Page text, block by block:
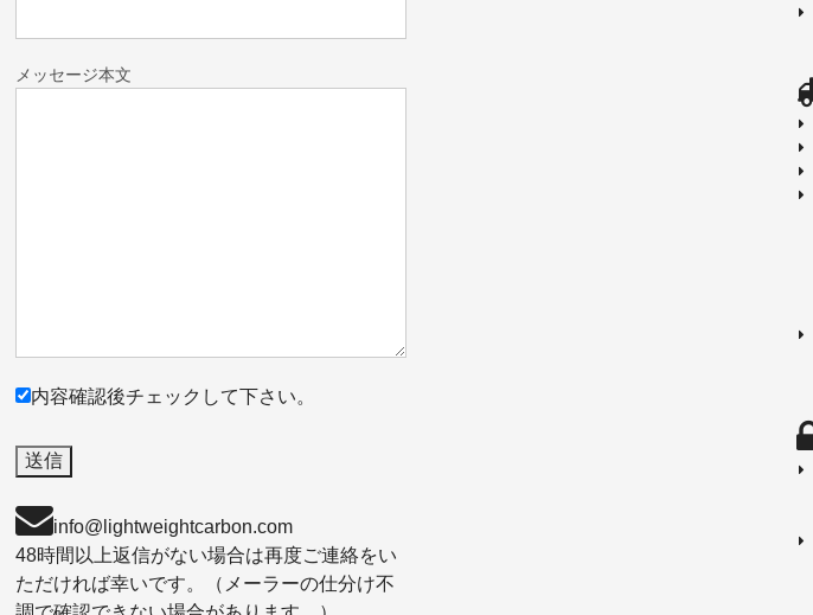
メッセージ本文
内容確認後チェックして下さい。
info@lightweightcarbon.com
48時間以上返信がない場合は再度ご連絡をい
ただければ幸いです。（メーラーの仕分け不